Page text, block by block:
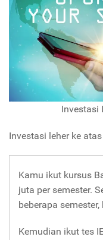
Investasi
Investasi leher ke
Kamu ikut kursus
juta per semester.
beberapa
Kemudian ikut tes